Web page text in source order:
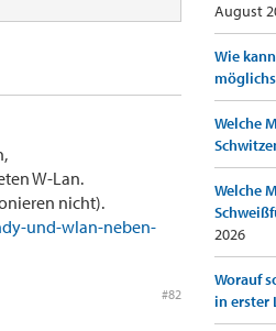
W-Lan.
nicht).
und-wlan-neben-
#82
August
Wie
Welche
Welche
2026
Worauf
in erster